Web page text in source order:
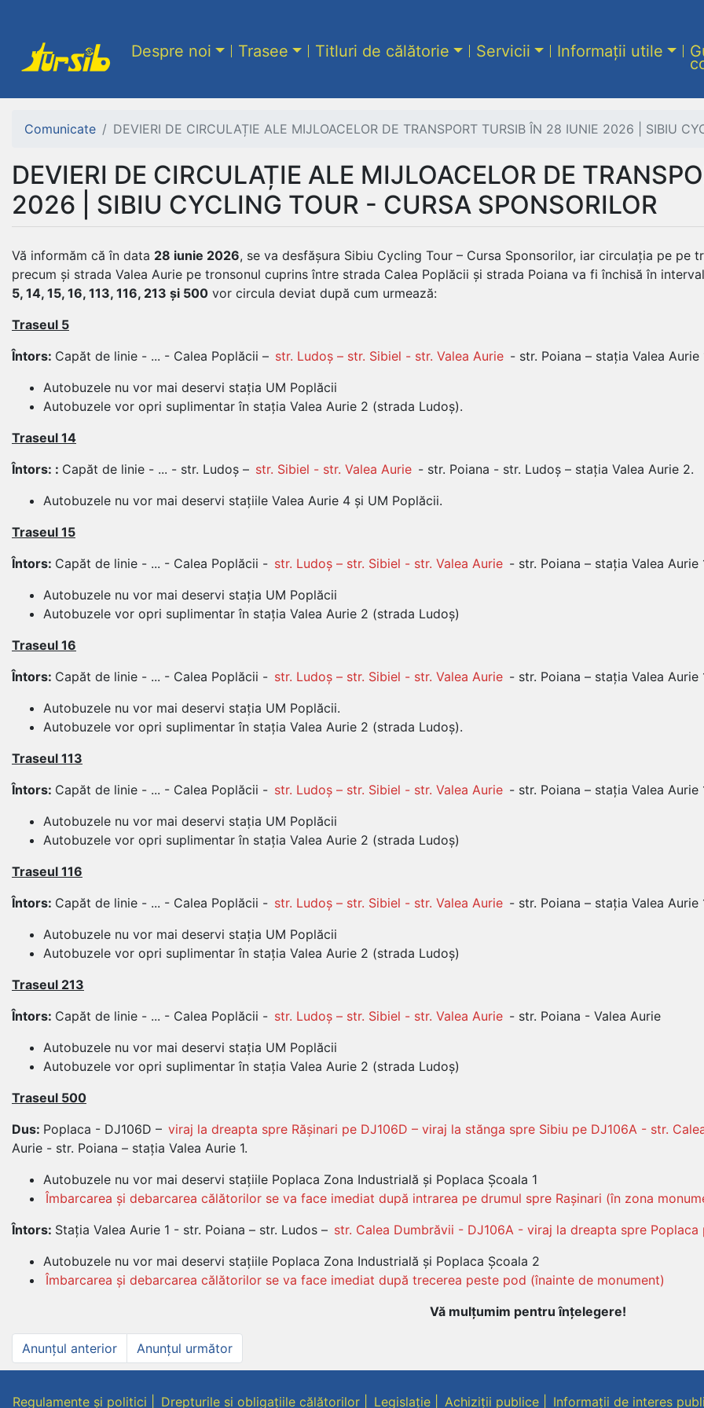
Despre noi Trasee Titluri de călătorie Servicii Informații utile
Comunicate DEVIERI DE CIRCULAȚIE ALE MIJLOACELOR DE TRANSPORT TURSIB ÎN 28 IUNIE 2026 | SIBIU
DEVIERI DE CIRCULAȚIE ALE MIJLOACELOR DE
2026 | SIBIU CYCLING TOUR - CURSA SPONSORILOR
Vă informăm că în data 28 iunie 2026, se va desfășura Sibiu Cycling Tour – Cursa Sponsorilor, iar circulația pe pe
precum și strada Valea Aurie pe tronsonul cuprins între strada Calea Poplăcii și strada Poiana va fi închisă în
5, 14, 15, 16, 113, 116, 213 și 500 vor circula deviat după cum urmează:
Traseul 5
Întors: Capăt de linie - ... - Calea Poplăcii – str. Ludoș – str. Sibiel - str. Valea Aurie - str. Poiana – stația Valea Aurie
Autobuzele nu vor mai deservi stația UM Poplăcii
Autobuzele vor opri suplimentar în stația Valea Aurie 2 (strada Ludoș).
Traseul 14
Întors: : Capăt de linie - ... - str. Ludoș – str. Sibiel - str. Valea Aurie - str. Poiana - str. Ludoș – stația Valea Aurie 2.
Autobuzele nu vor mai deservi stațiile Valea Aurie 4 și UM Poplăcii.
Traseul 15
Întors: Capăt de linie - ... - Calea Poplăcii - str. Ludoș – str. Sibiel - str. Valea Aurie - str. Poiana – stația Valea Aurie
Autobuzele nu vor mai deservi stația UM Poplăcii
Autobuzele vor opri suplimentar în stația Valea Aurie 2 (strada Ludoș)
Traseul 16
Întors: Capăt de linie - ... - Calea Poplăcii - str. Ludoș – str. Sibiel - str. Valea Aurie - str. Poiana – stația Valea Aurie
Autobuzele nu vor mai deservi stația UM Poplăcii.
Autobuzele vor opri suplimentar în stația Valea Aurie 2 (strada Ludoș).
Traseul 113
Întors: Capăt de linie - ... - Calea Poplăcii - str. Ludoș – str. Sibiel - str. Valea Aurie - str. Poiana – stația Valea Aurie
Autobuzele nu vor mai deservi stația UM Poplăcii
Autobuzele vor opri suplimentar în stația Valea Aurie 2 (strada Ludoș)
Traseul 116
Întors: Capăt de linie - ... - Calea Poplăcii - str. Ludoș – str. Sibiel - str. Valea Aurie - str. Poiana – stația Valea Aurie
Autobuzele nu vor mai deservi stația UM Poplăcii
Autobuzele vor opri suplimentar în stația Valea Aurie 2 (strada Ludoș)
Traseul 213
Întors: Capăt de linie - ... - Calea Poplăcii - str. Ludoș – str. Sibiel - str. Valea Aurie - str. Poiana - Valea Aurie
Autobuzele nu vor mai deservi stația UM Poplăcii
Autobuzele vor opri suplimentar în stația Valea Aurie 2 (strada Ludoș)
Traseul 500
Dus: Poplaca - DJ106D – viraj la dreapta spre Rășinari pe DJ106D – viraj la stănga spre Sibiu pe DJ106A - str.
Aurie - str. Poiana – stația Valea Aurie 1.
Autobuzele nu vor mai deservi stațiile Poplaca Zona Industrială și Poplaca Școala 1
Îmbarcarea și debarcarea călătorilor se va face imediat după intrarea pe drumul spre Rașinari (în zona
Întors: Stația Valea Aurie 1 - str. Poiana – str. Ludos – str. Calea Dumbrăvii - DJ106A - viraj la dreapta spre Poplaca
Autobuzele nu vor mai deservi stațiile Poplaca Zona Industrială și Poplaca Școala 2
Îmbarcarea și debarcarea călătorilor se va face imediat după trecerea peste pod (înainte de monument)
Vă mulțumim pentru înțelegere!
Navigare
în
Anunțul anteriorAnunțul
anterior
Anunțul următorAnunțul
următor
Regulamente și politici Drepturile si obligațiile călătorilor Legislație Achiziții publice Informații de interes